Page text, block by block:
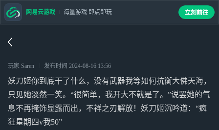
玩家 Saren 发布时间 2024-08-16 13:56
妖刀姬你到底干了什么，没有武器我等如何抗衡大佛天海，
只见她淡然一笑。“很简单，我开大不就是了。”说罢她的气
息不再掩饰显露而出，不祥之刃解放！妖刀姬沉吟道：“疯
狂星期四v我50”
网易云游戏 海量游戏 即点即玩 立刻前往